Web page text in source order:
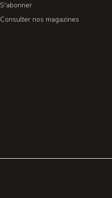
S'abonner
Consulter nos magazines